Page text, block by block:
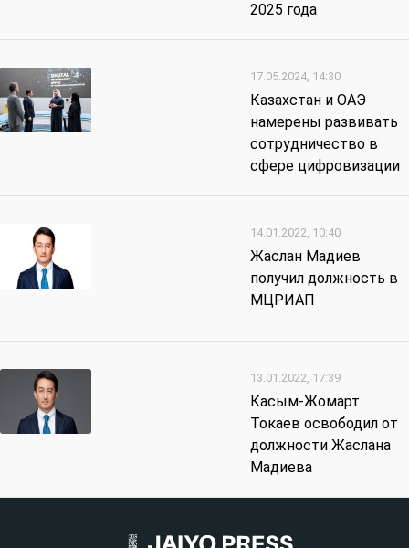
2025 года
17.05.2024, 14:30
Казахстан и ОАЭ
намерены развивать
сотрудничество в
сфере цифровизации
14.01.2022, 10:40
Жаслан Мадиев
получил должность в
МЦРИАП
13.01.2022, 17:39
Касым-Жомарт
Токаев освободил от
должности Жаслана
Мадиева